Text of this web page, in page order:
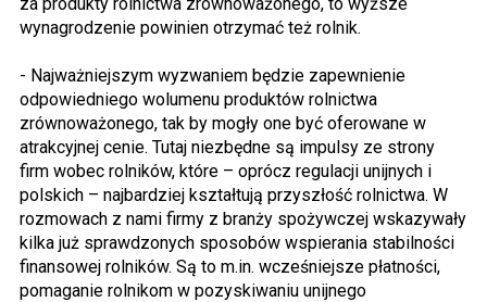
wynagrodzenie powinien otrzymać też rolnik.
- Najważniejszym wyzwaniem będzie zapewnienie
odpowiedniego wolumenu produktów rolnictwa
zrównoważonego, tak by mogły one być oferowane w
atrakcyjnej cenie. Tutaj niezbędne są impulsy ze strony
firm wobec rolników, które – oprócz regulacji unijnych i
polskich – najbardziej kształtują przyszłość rolnictwa. W
rozmowach z nami firmy z branży spożywczej wskazywały
kilka już sprawdzonych sposobów wspierania stabilności
finansowej rolników. Są to m.in. wcześniejsze płatności,
pomaganie rolnikom w pozyskiwaniu unijnego